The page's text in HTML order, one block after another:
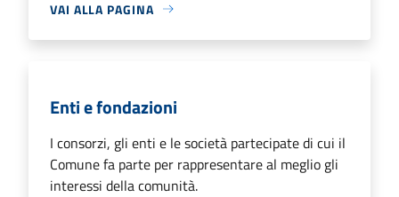
VAI ALLA PAGINA
Enti e fondazioni
I consorzi, gli enti e le società partecipate di cui il
Comune fa parte per rappresentare al meglio gli
interessi della comunità.